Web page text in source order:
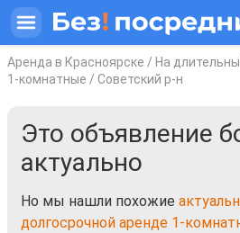
Аренда в Красноярске / На
1-комнатные / Советский р-н
Это объявление
актуально
Но мы нашли похожие
долгосрочной аренде 1-